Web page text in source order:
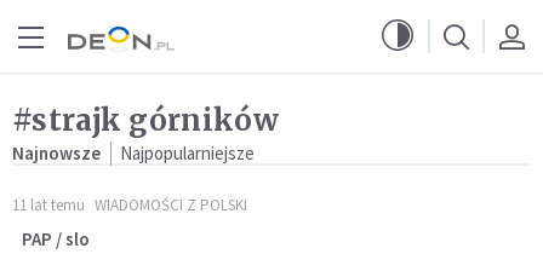
#strajk górników
Najnowsze Najpopularniejsze
11 lat temu WIADOMOŚCI Z POLSKI
PAP / slo